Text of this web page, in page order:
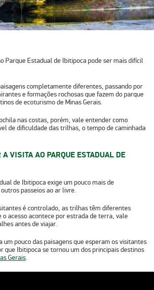
Parque Estadual de Ibitipocapode ser mais difícil
completamente diferentes, passando por
e formações rochosasque fazem do parque
de ecoturismo de Minas Gerais.
nas costas, porém, vale entender como
de dificuldade das trilhas, o tempo de caminhada
VISITA AO PARQUE ESTADUAL DE
de Ibitipoca exige um pouco mais de
passeios ao ar livre.
é controlado, as trilhas têm diferentes
o acesso acontece por estrada de terra, vale
antes de viajar.
um pouco das paisagens que esperam os visitantes
que Ibitipoca se tornou um dos principais destinos
Gerais.